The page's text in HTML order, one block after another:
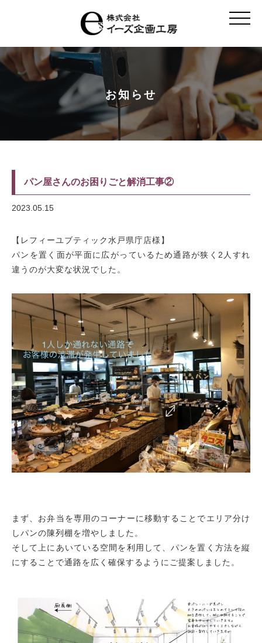
t
o
a
i
g
a
i
o
お知らせ
パン屋さんのお困りごと解消工事②
2023.05.15
【レフィーユブティック水戸県庁店様】
パンを置く面が平面に広がっているため通路が狭く2人すれ
違うのが大変な状況でした。
まず、お弁当を専用のコーナーに移動することでエリア分け
しパンの陳列棚を増やしました。
そして上にあいている空間を利用して、パンを置く方法を縦
にすることで通路を広く確保するようにご提案しました。